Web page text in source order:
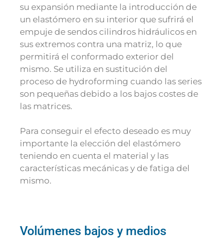
su expansión mediante la introducción de
un elastómero en su interior que sufrirá el
empuje de sendos cilindros hidráulicos en
sus extremos contra una matriz, lo que
permitirá el conformado exterior del
mismo. Se utiliza en sustitución del
proceso de hydroforming cuando las series
son pequeñas debido a los bajos costes de
las matrices.
Para conseguir el efecto deseado es muy
importante la elección del elastómero
teniendo en cuenta el material y las
características mecánicas y de fatiga del
mismo.
Volúmenes bajos y medios